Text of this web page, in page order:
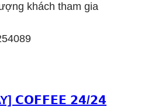
khách tham gia
𝗖𝗢𝗙𝗙𝗘𝗘 𝟮𝟰/𝟮𝟰